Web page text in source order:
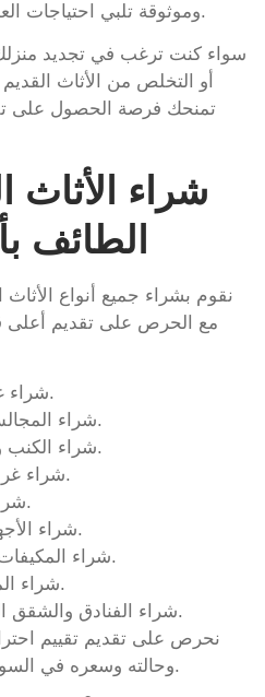
وموثوقة تلبي احتياجات العملاء في جميع أحياء الطائف.
سواء كنت ترغب في تجديد منزلك
أو التخلص من الأثاث
تمنحك فرصة الحصول على
شراء
الطائف
نقوم بشراء جميع أنواع
مع الحرص على تقديم أعلى
شراء غرف النوم المستعملة.
شراء المجالس العربية والكلاسيكية.
شراء الكنب والأرائك بجميع أنواعها.
شراء غرف السفرة والطاولات.
شراء المطابخ المستعملة.
شراء الأجهزة الكهربائية المنزلية.
شراء المكيفات والثلاجات والغسالات.
شراء المكاتب والأثاث الإداري.
شراء الفنادق والشقق المفروشة عند التصفية.
نحرص على تقديم تقييم
وحالته وسعره في السوق لضمان رضا جميع العملاء.